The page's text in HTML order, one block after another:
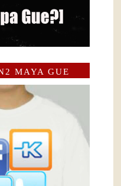
MAYA GUE